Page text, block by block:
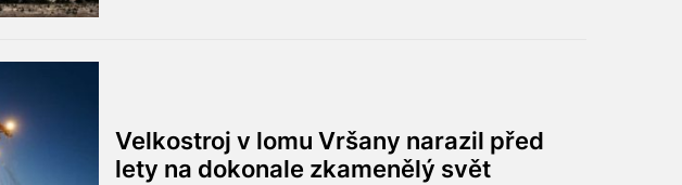
Velkostroj v lomu Vršany narazil před
lety na dokonale zkamenělý svět